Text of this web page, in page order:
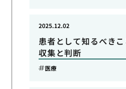
患者として知るべき
収集と判断
2025.12.02
医療